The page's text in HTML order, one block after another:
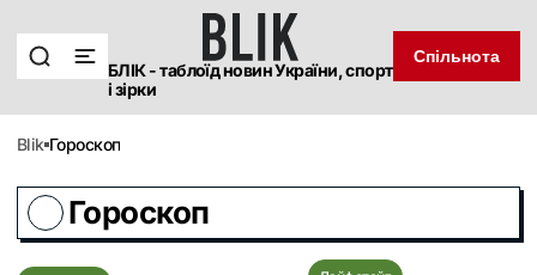
БЛІК - таблоїд новин України, спорт
і зірки
Спільнота
blik Гороскоп
Гороскоп